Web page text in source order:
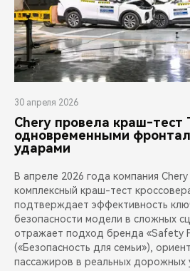
30 апреля 2026
Chery провела краш-тест
одновременными
ударами
В апреле 2026 года компания
комплексный краш-тест
подтверждает эффективность
безопасности модели в сложных
отражает подход бренда «Safety
(«Безопасность для семьи»),
пассажиров в реальных дорожных